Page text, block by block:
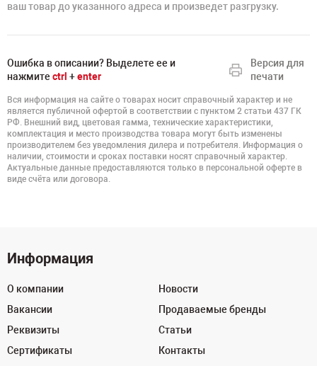
ваш товар до указанного адреса и произведет разгрузку.
Ошибка в описании? Выделете ее и
нажмите ctrl +enter
Версия для
печати
Вся информация на сайте о товарах носит справочный характер и не
является публичной офертой в соответствии с пунктом 2 статьи 437 ГК
РФ. Внешний вид, цветовая гамма, технические характеристики,
комплектация и место производства товара могут быть изменены
производителем без уведомления дилера и потребителя. Информация о
наличии, стоимости и сроках поставки носят справочный характер.
Актуальные данные предоставляются только в персональной оферте в
виде счёта или договора.
Информация
О компании
Вакансии
Реквизиты
Сертификаты
Новости
Продаваемые бренды
Статьи
Контакты